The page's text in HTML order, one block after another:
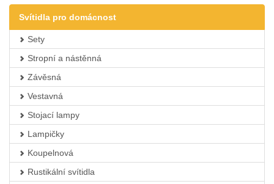
Svítidla pro domácnost
Sety
Stropní a nástěnná
Závěsná
Vestavná
Stojací lampy
Lampičky
Koupelnová
Rustikální svítidla